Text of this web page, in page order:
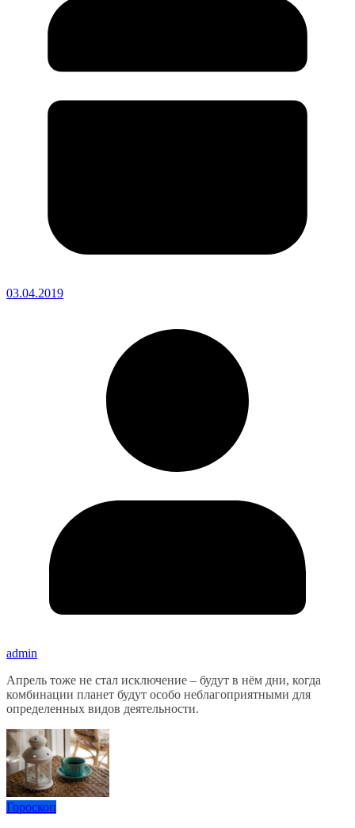
03.04.2019
admin
Апрель тоже не стал исключение – будут в нём дни, когда
комбинации планет будут особо неблагоприятными для
определенных видов деятельности.
Гороскоп